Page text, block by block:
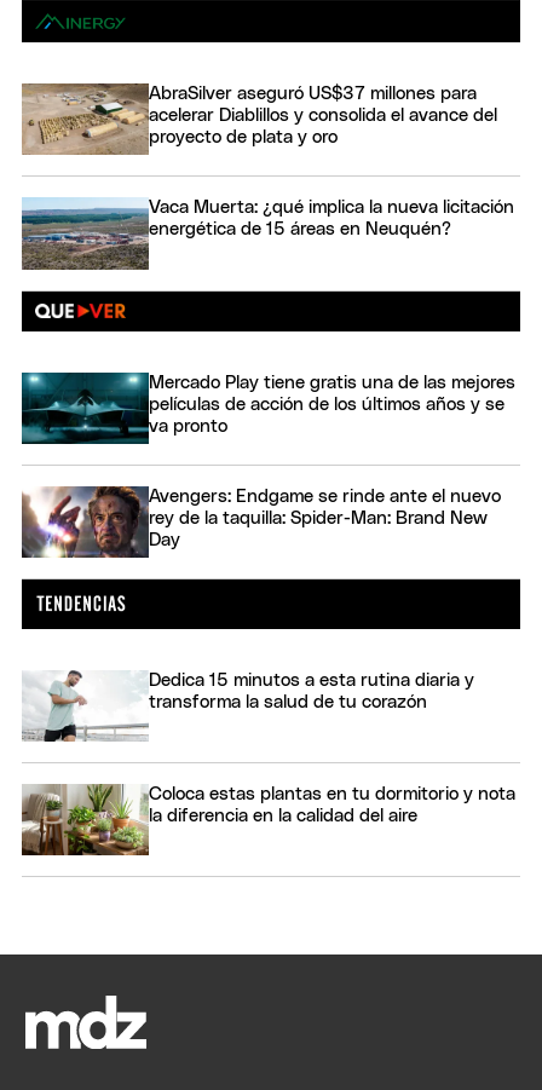
AbraSilver aseguró US$37 millones para
acelerar Diablillos y consolida el avance del
proyecto de plata y oro
Vaca Muerta: ¿qué implica la nueva licitación
energética de 15 áreas en Neuquén?
Mercado Play tiene gratis una de las mejores
películas de acción de los últimos años y se
va pronto
Avengers: Endgame se rinde ante el nuevo
rey de la taquilla: Spider-Man: Brand New
Day
Dedica 15 minutos a esta rutina diaria y
transforma la salud de tu corazón
Coloca estas plantas en tu dormitorio y nota
la diferencia en la calidad del aire